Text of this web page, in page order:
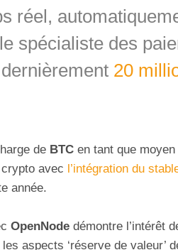
réel,
spécialiste des
20
de BTC en tant que
avec l’intégration du
année.
OpenNode démontre l’intérêt
aspects ‘réserve de valeur’